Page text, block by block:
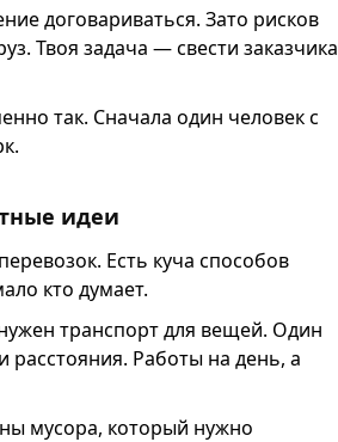
договариваться. Зато рисков
Твоя задача — свести заказчика
так. Сначала один человек с
идеи
Есть куча способов
кто думает.
транспорт для вещей. Один
расстояния. Работы на день, а
мусора, который нужно